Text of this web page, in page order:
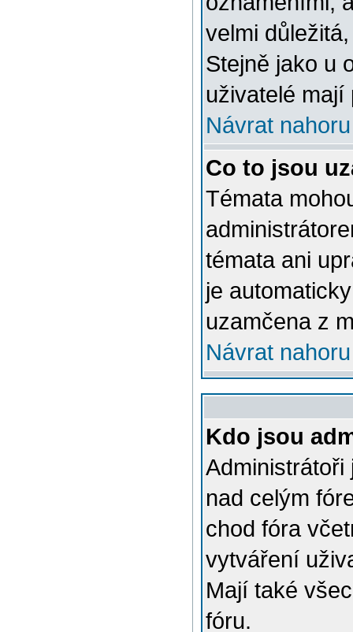
velmi
Stejně jako u
uživatelé mají
Návrat nahoru
Co to jsou
Témata
témata ani
je
uzamčena z
Návrat nahoru
Kdo jsou
nad celým
chod fóra
vytváření
Mají také
fóru.